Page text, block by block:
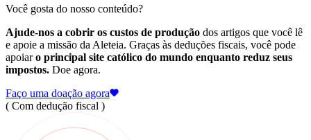
Você gosta do nosso conteúdo?
Ajude-nos a cobrir os custos de produção dos artigos que você lê
e apoie a missão da Aleteia. Graças às deduções fiscais, você pode
apoiaro principal site católico do mundo enquanto reduz seus
impostos. Doe agora.
Faço uma doação agora
( Com dedução fiscal )